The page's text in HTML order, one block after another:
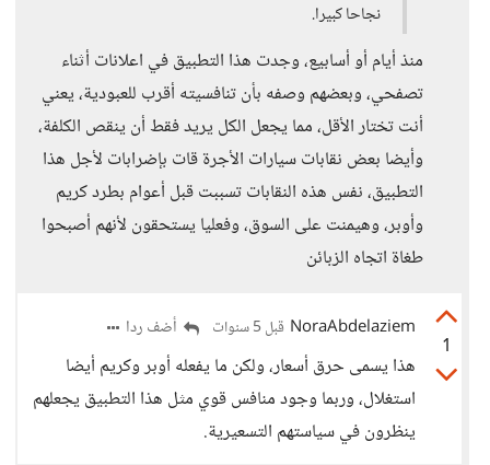
نجاحا كبيرا.
منذ أيام أو أسابيع، وجدت هذا التطبيق في اعلانات أثناء
تصفحي، وبعضهم وصفه بأن تنافسيته أقرب للعبودية، يعني
أنت تختار الأقل، مما يجعل الكل يريد فقط أن ينقص الكلفة،
وأيضا بعض نقابات سيارات الأجرة قات بإضرابات لأجل هذا
التطبيق، نفس هذه النقابات تسببت قبل أعوام بطرد كريم
وأوبر، وهيمنت على السوق، وفعليا يستحقون لأنهم أصبحوا
طغاة اتجاه الزبائن
1
NoraAbdelaziem قبل 5 سنوات أضف ردا
هذا يسمى حرق أسعار، ولكن ما يفعله أوبر وكريم أيضا
استغلال، وربما وجود منافس قوي مثل هذا التطبيق يجعلهم
ينظرون في سياستهم التسعيرية.